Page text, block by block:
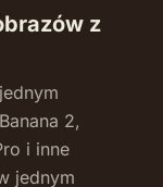
z
2,
i inne
jednym